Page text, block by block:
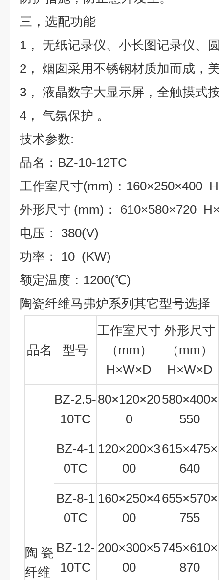
三， 选配功能
1， 无纸记录仪、小长图记录仪、
2， 烟囱采用不锈钢材质加而成，
3， 液晶数字大显示屏，全触摸式
4， 气氛保护 。
技术参数:
品名：BZ-10-12TC
工作室尺寸(mm)：160×250×400 H
外形尺寸 (mm)： 610×580×720 H
电压： 380(V)
功率： 10 (KW)
额定温度：1200(℃)
陶瓷纤维马弗炉系列其它型号选择
品名 型号
工作室尺寸
（mm）
H×W×D
外形尺寸
（mm）
H×W×D
陶瓷
纤维
BZ-2.5-
10TC
80×120×20
0
580×400×
550
BZ-4-1
0TC
120×200×3
00
615×475×
640
BZ-8-1
0TC
160×250×4
00
655×570×
755
BZ-12-
10TC
200×300×5
00
745×610×
870